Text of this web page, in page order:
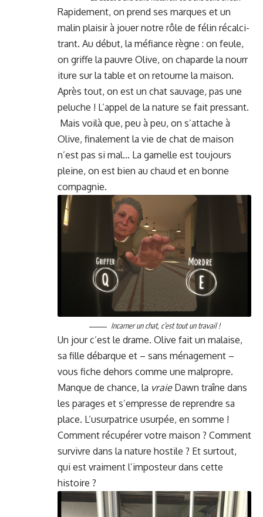
Rapi­de­ment, on prend ses mar­ques et un
malin plaisir à jouer notre rôle de félin récal­ci­
trant. Au début, la méfi­ance règne : on feule,
on griffe la pau­vre Olive, on cha­parde la nour­r
i­t­ure sur la table et on retourne la mai­son.
Après tout, on est un chat sauvage, pas une
peluche ! L’appel de la nature se fait pres­sant.
Mais voilà que, peu à peu, on s’attache à
Olive, finale­ment la vie de chat de mai­son
n’est pas si mal… La gamelle est tou­jours
pleine, on est bien au chaud et en bonne
compagnie.
Incar­n­er un chat, c’est tout un travail !
Un jour c’est le drame. Olive fait un malaise,
sa fille débar­que et – sans ménage­ment –
vous fiche dehors comme une mal­pro­pre.
Manque de chance, la vraieDawn traîne dans
les par­ages et s’empresse de repren­dre sa
place. L’usurpatrice usurpée, en somme !
Com­ment récupér­er votre mai­son ? Com­ment
sur­vivre dans la nature hos­tile ? Et surtout,
qui est vrai­ment l’im­pos­teur dans cette
histoire ?